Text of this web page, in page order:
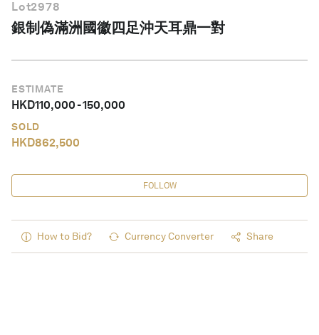
Lot2978
銀制偽滿洲國徽四足沖天耳鼎一對
ESTIMATE
HKD110,000-150,000
SOLD
HKD862,500
FOLLOW
How to Bid? Currency Converter Share